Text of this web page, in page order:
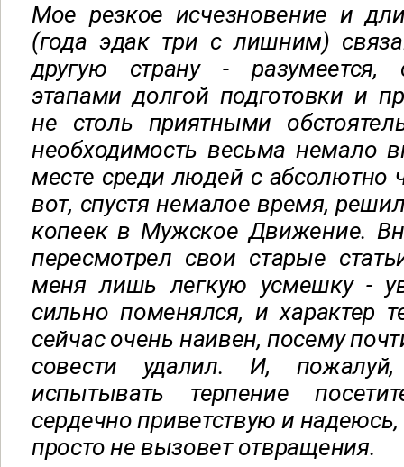
Мое резкое исчезновение и
(года эдак три с лишним)
другую страну - разумеется,
этапами долгой подготовки и
не столь приятными
необходимость весьма немало
месте среди людей с абсолютно
вот, спустя немалое время,
копеек в Мужское Движение.
пересмотрел свои старые
меня лишь легкую усмешку -
сильно поменялся, и характер
сейчас очень наивен, посему
совести удалил. И,
испытывать терпение
сердечно приветствую и надеюсь,
просто не вызовет отвращения.